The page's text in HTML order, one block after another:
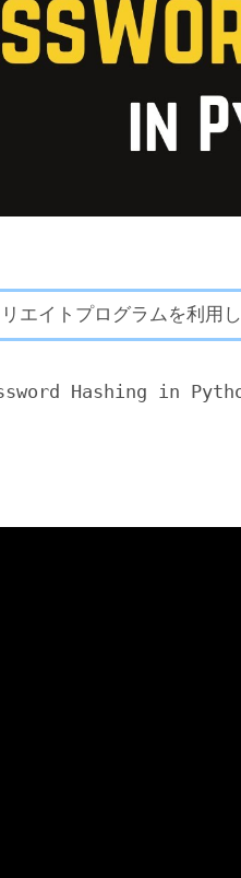
エイトプログラムを利用
Hashing in